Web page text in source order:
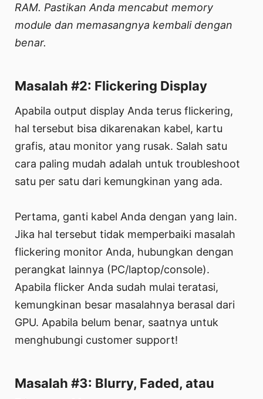
RAM. Pastikan Anda mencabut memory
module dan memasangnya kembali dengan
benar.
Masalah #2: Flickering Display
Apabila output display Anda terus flickering,
hal tersebut bisa dikarenakan kabel, kartu
grafis, atau monitor yang rusak. Salah satu
cara paling mudah adalah untuk troubleshoot
satu per satu dari kemungkinan yang ada.
Pertama, ganti kabel Anda dengan yang lain.
Jika hal tersebut tidak memperbaiki masalah
flickering monitor Anda, hubungkan dengan
perangkat lainnya (PC/laptop/console).
Apabila flicker Anda sudah mulai teratasi,
kemungkinan besar masalahnya berasal dari
GPU. Apabila belum benar, saatnya untuk
menghubungi customer support!
Masalah #3: Blurry, Faded, atau